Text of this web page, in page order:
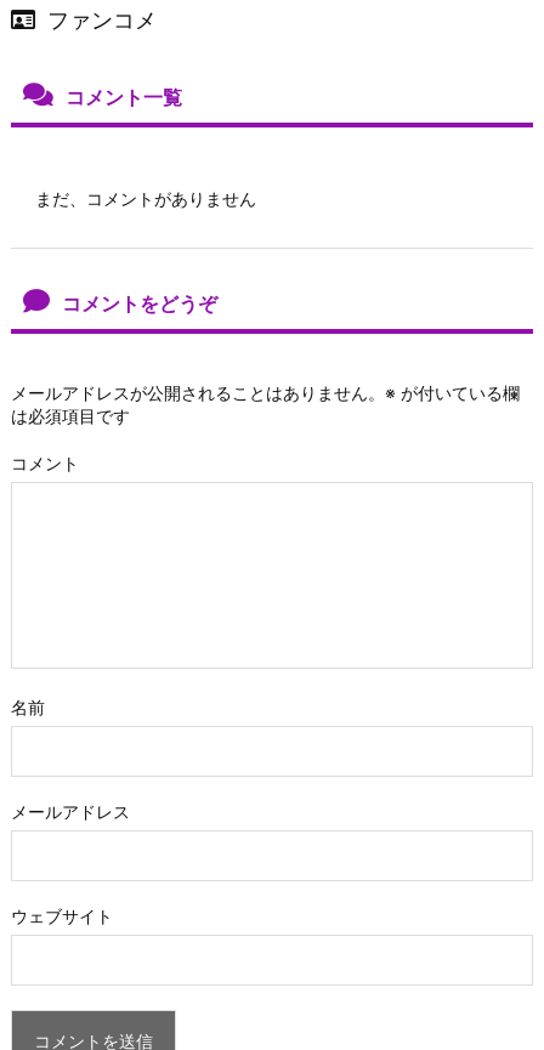
ファンコメ
コメント一覧
まだ、コメントがありません
コメントをどうぞ
メールアドレスが公開されることはありません。 ※ が付いている欄
は必須項目です
コメント
名前
メールアドレス
ウェブサイト